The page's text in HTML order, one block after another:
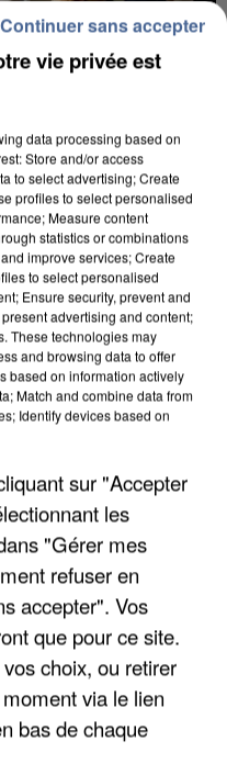
LANCE UN ÉLAN
LES REFUGES
vie privée est
data processing based on
Store and/or access
to select advertising; Create
profiles to select personalised
Measure content
statistics or combinations
improve services; Create
to select personalised
Ensure security, prevent and
advertising and content;
These technologies may
and browsing data to offer
based on information actively
Match and combine data from
Identify devices based on
sur "Accepter
les
"Gérer mes
refuser en
accepter". Vos
que pour ce site.
choix, ou retirer
via le lien
bas de chaque
Continuer sans accepter